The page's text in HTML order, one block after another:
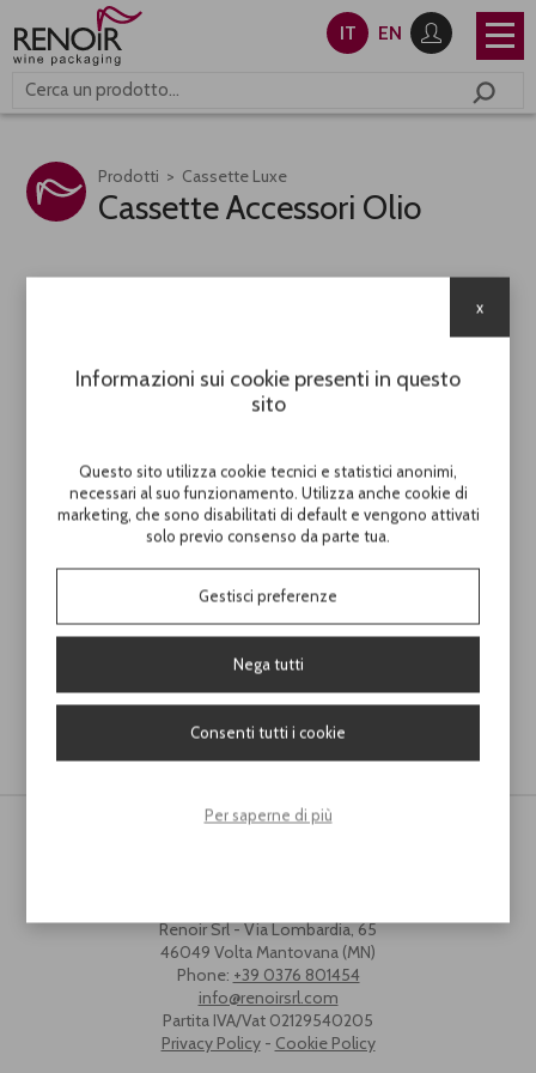
IT EN
Prodotti Cassette Luxe
Cassette Accessori Olio
Cassetta Olio 1000
Cod. CL1003
Cassetta Olio 250
Cod. CL413
Renoir Srl - Via Lombardia, 65
46049 Volta Mantovana (MN)
Phone: +39 0376 801454
info@renoirsrl.com
Partita IVA/Vat 02129540205
Privacy Policy- Cookie Policy
Informazioni sui cookie presenti in questo
sito
Questo sito utilizza cookie tecnici e statistici anonimi,
necessari al suo funzionamento. Utilizza anche cookie di
marketing, che sono disabilitati di default e vengono attivati
solo previo consenso da parte tua.
Gestisci preferenze
Nega tutti
Consenti tutti i cookie
Per saperne di più
x